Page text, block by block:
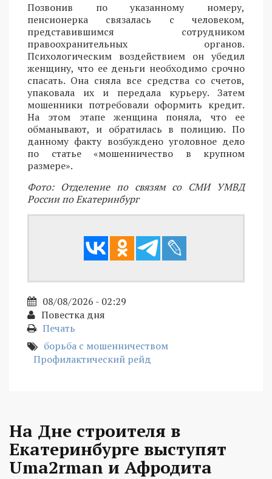
Позвонив по указанному номеру,
пенсионерка связалась с человеком,
представившимся сотрудником
правоохранительных органов.
Психологическим воздействием он убедил
женщину, что ее деньги необходимо срочно
спасать. Она сняла все средства со счетов,
упаковала их и передала курьеру. Затем
мошенники потребовали оформить кредит.
На этом этапе женщина поняла, что ее
обманывают, и обратилась в полицию. По
данному факту возбуждено уголовное дело
по статье «мошенничество в крупном
размере».
Фото: Отделение по связям со СМИ УМВД
России по Екатеринбург
08/08/2026 - 02:29
Повестка дня
Печать
борьба с мошенничеством
Профилактический рейд
На Дне строителя в
Екатеринбурге выступят
Uma2rman и Афродита